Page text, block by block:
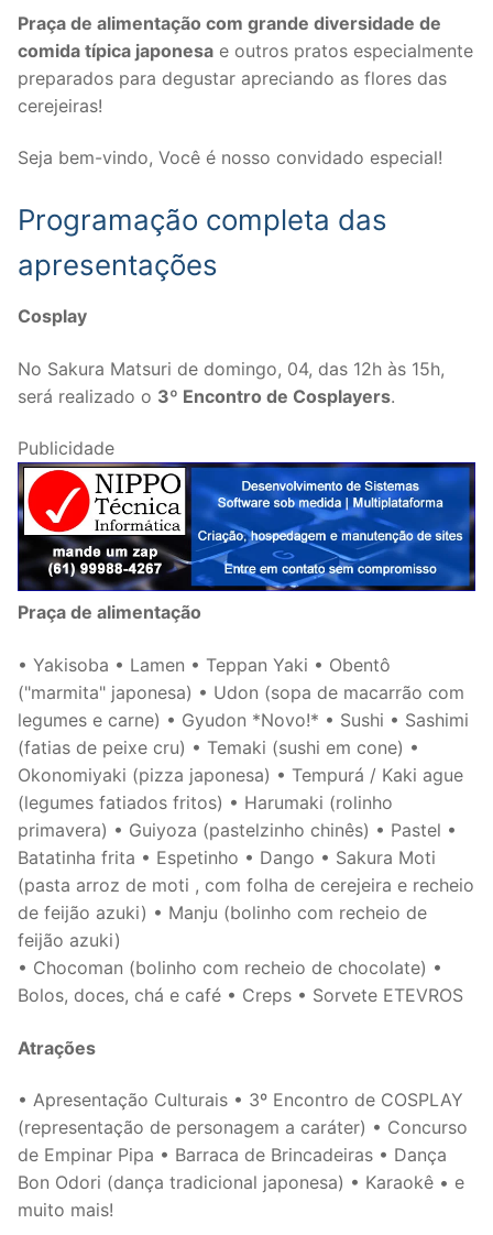
Praça de alimentação com grande diversidade de
comida típica japonesa e outros pratos especialmente
preparados para degustar apreciando as flores das
cerejeiras!
Seja bem-vindo, Você é nosso convidado especial!
Programação completa das
apresentações
Cosplay
No Sakura Matsuri de domingo, 04, das 12h às 15h,
será realizado o 3º Encontro de Cosplayers.
Publicidade
Praça de alimentação
• Yakisoba • Lamen • Teppan Yaki • Obentô
("marmita" japonesa) • Udon (sopa de macarrão com
legumes e carne) • Gyudon *Novo!* • Sushi • Sashimi
(fatias de peixe cru) • Temaki (sushi em cone) •
Okonomiyaki (pizza japonesa) • Tempurá / Kaki ague
(legumes fatiados fritos) • Harumaki (rolinho
primavera) • Guiyoza (pastelzinho chinês) • Pastel •
Batatinha frita • Espetinho • Dango • Sakura Moti
(pasta arroz de moti , com folha de cerejeira e recheio
de feijão azuki) • Manju (bolinho com recheio de
feijão azuki)
• Chocoman (bolinho com recheio de chocolate) •
Bolos, doces, chá e café • Creps • Sorvete ETEVROS
Atrações
• Apresentação Culturais • 3º Encontro de COSPLAY
(representação de personagem a caráter) • Concurso
de Empinar Pipa • Barraca de Brincadeiras • Dança
Bon Odori (dança tradicional japonesa) • Karaokê • e
muito mais!